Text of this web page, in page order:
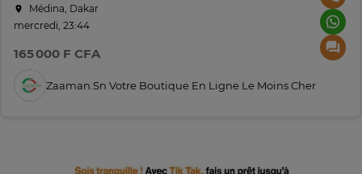
Médina, Dakar
mercredi, 23:44
165 000 F CFA
Zaaman.sn Votre Boutique En Ligne Le Moins Cher